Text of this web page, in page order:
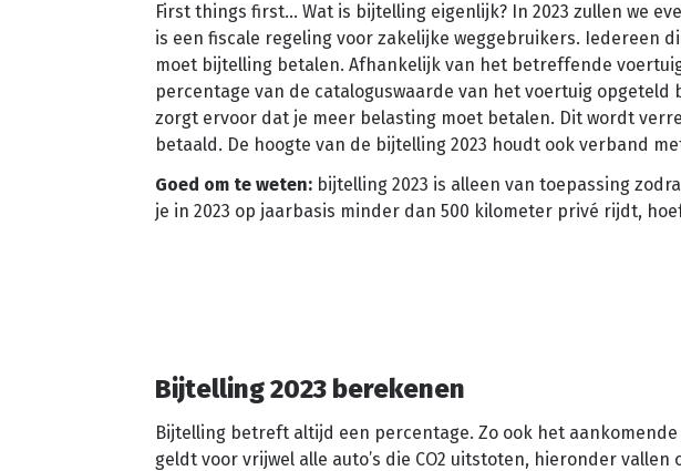
First things first… Wat is bijtelling eigenlijk? In 2023 zullen we
is een fiscale regeling voor zakelijke weggebruikers. Iedereen
moet bijtelling betalen. Afhankelijk van het betreffende
percentage van de cataloguswaarde van het voertuig
zorgt ervoor dat je meer belasting moet betalen. Dit wordt
betaald. De hoogte van de bijtelling 2023 houdt ook verband
Goed om te weten: bijtelling 2023 is alleen van toepassing
je in 2023 op jaarbasis minder dan 500 kilometer privé rijdt,
Bijtelling 2023 berekenen
Bijtelling betreft altijd een percentage. Zo ook het
geldt voor vrijwel alle auto’s die CO2 uitstoten, hieronder